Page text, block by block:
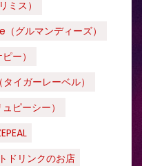
ス）
グルマンディーズ）
ー）
タイガーレーベル）
ピーシー）
ドリンクのお店